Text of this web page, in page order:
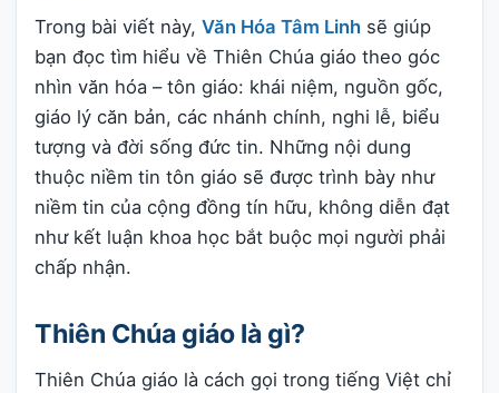
Trong bài viết này, Văn Hóa Tâm Linh sẽ giúp
bạn đọc tìm hiểu về Thiên Chúa giáo theo góc
nhìn văn hóa – tôn giáo: khái niệm, nguồn gốc,
giáo lý căn bản, các nhánh chính, nghi lễ, biểu
tượng và đời sống đức tin. Những nội dung
thuộc niềm tin tôn giáo sẽ được trình bày như
niềm tin của cộng đồng tín hữu, không diễn đạt
như kết luận khoa học bắt buộc mọi người phải
chấp nhận.
Thiên Chúa giáo là gì?
Thiên Chúa giáo là cách gọi trong tiếng Việt chỉ